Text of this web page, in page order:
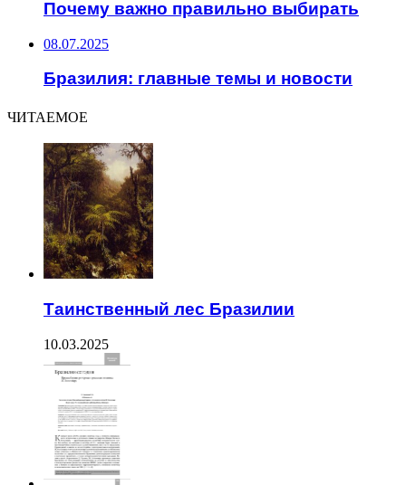
Почему важно правильно выбирать
08.07.2025
Бразилия: главные темы и новости
ЧИТАЕМОЕ
Таинственный лес Бразилии
10.03.2025